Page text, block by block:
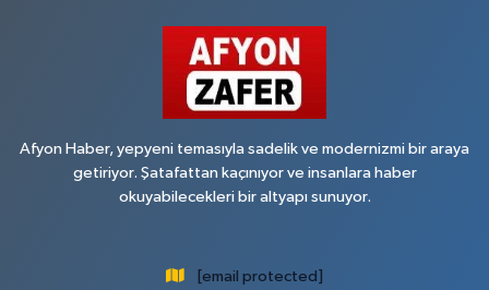
Afyon Haber, yepyeni temasıyla sadelik ve modernizmi bir araya
getiriyor. Şatafattan kaçınıyor ve insanlara haber
okuyabilecekleri bir altyapı sunuyor.
[email protected]